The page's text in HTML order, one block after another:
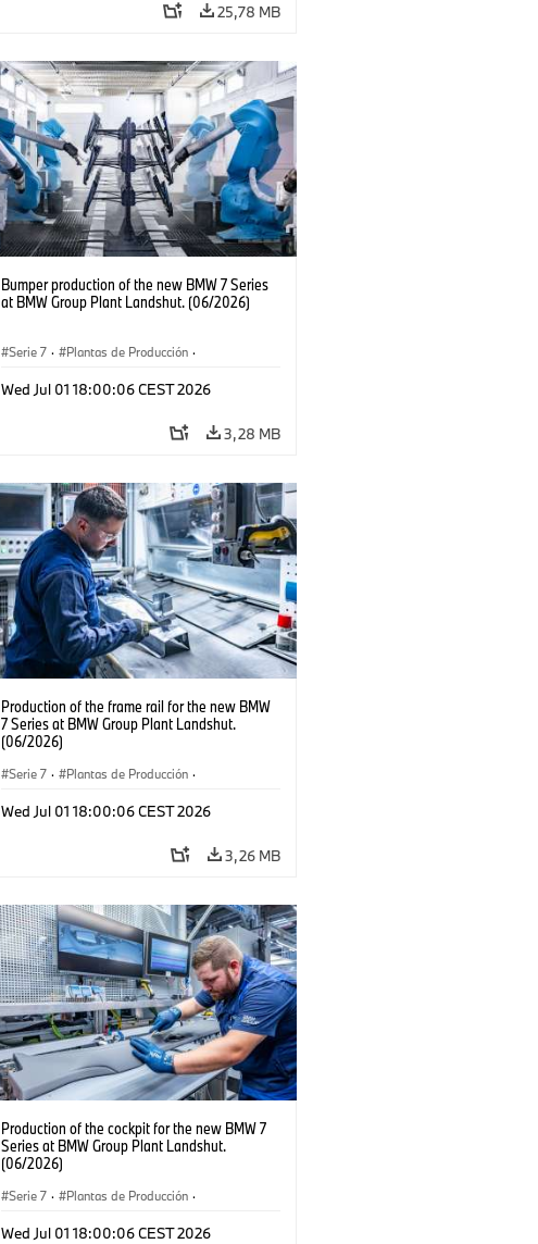
25,78 MB
Bumper production of the new BMW 7 Series
at BMW Group Plant Landshut. (06/2026)
Serie 7 · Plantas de Producción ·
Wed Jul 01 18:00:06 CEST 2026
3,28 MB
Production of the frame rail for the new BMW
7 Series at BMW Group Plant Landshut.
(06/2026)
Serie 7 · Plantas de Producción ·
Wed Jul 01 18:00:06 CEST 2026
3,26 MB
Production of the cockpit for the new BMW 7
Series at BMW Group Plant Landshut.
(06/2026)
Serie 7 · Plantas de Producción ·
Wed Jul 01 18:00:06 CEST 2026